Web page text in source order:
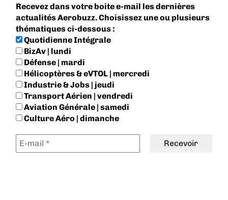
Recevez dans votre boite e-mail les dernières
actualités Aerobuzz. Choisissez une ou plusieurs
thématiques ci-dessous :
Quotidienne Intégrale
BizAv | lundi
Défense | mardi
Hélicoptères & eVTOL | mercredi
Industrie & Jobs | jeudi
Transport Aérien | vendredi
Aviation Générale | samedi
Culture Aéro | dimanche